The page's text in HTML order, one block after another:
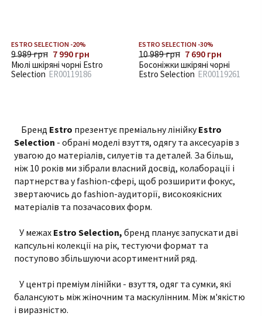
ESTRO SELECTION -20%
9 989 грн 7 990 грн
Мюлі шкіряні чорні Estro
Selection ER00119186
ESTRO SELECTION -30%
10 989 грн 7 690 грн
Босоніжки шкіряні чорні
Estro Selection ER00119261
Бренд Estro презентує преміальну лінійкуEstro
Selection - обрані моделі взуття, одягу та аксесуарів з
увагою до матеріалів, силуетів та деталей. За більш,
ніж 10 років ми зібрали власний досвід, колаборації і
партнерства у fashion-сфері, щоб розширити фокус,
звертаючись до fashion-аудиторії, високоякісних
матеріалів та позачасових форм.
У межах Estro Selection, бренд планує запускати дві
капсульні колекції на рік, тестуючи формат та
поступово збільшуючи асортиментний ряд.
У центрі преміум лінійки - взуття, одяг та сумки, які
балансують між жіночним та маскулінним. Між м'якістю
і виразністю.